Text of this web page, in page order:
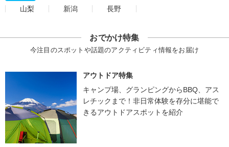
山梨
新潟 長野
おでかけ特集
今注目のスポットや話題のアクティビティ情報をお届け
アウトドア特集
キャンプ場、グランピングからBBQ、アス
レチックまで！非日常体験を存分に堪能で
きるアウトドアスポットを紹介